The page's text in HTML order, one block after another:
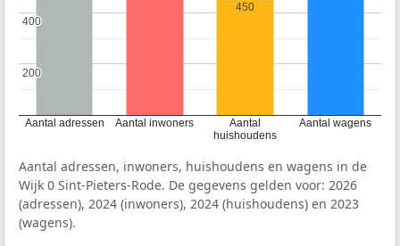
Aantal adressen Aantal inwoners
Aantal
huishoudens
Aantal wagens
200
200
400
400
450
Aantal adressen, inwoners, huishoudens en wagens in de
Wijk 0 Sint-Pieters-Rode. De gegevens gelden voor: 2026
(adressen), 2024 (inwoners), 2024 (huishoudens) en 2023
(wagens).